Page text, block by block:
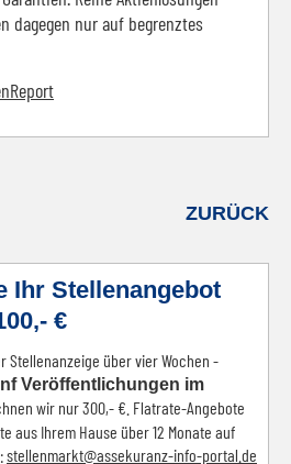
dagegen nur auf begrenztes
ZURÜCK
Ihr Stellenangebot
€
Stellenanzeige über vier Wochen -
Veröffentlichungen im
wir nur 300,- €. Flatrate-Angebote
aus Ihrem Hause über 12 Monate auf
stellenmarkt@assekuranz-info-portal.de